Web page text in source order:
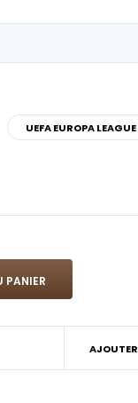
UEFA EUROPA LEAGUE